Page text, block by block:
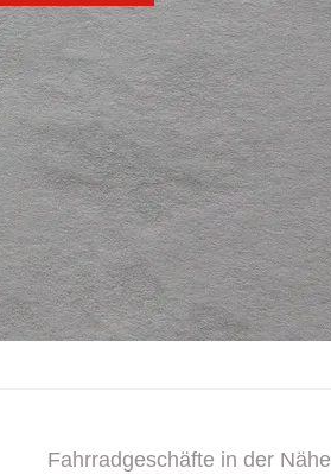
Fahrradgeschäfte in der Nähe